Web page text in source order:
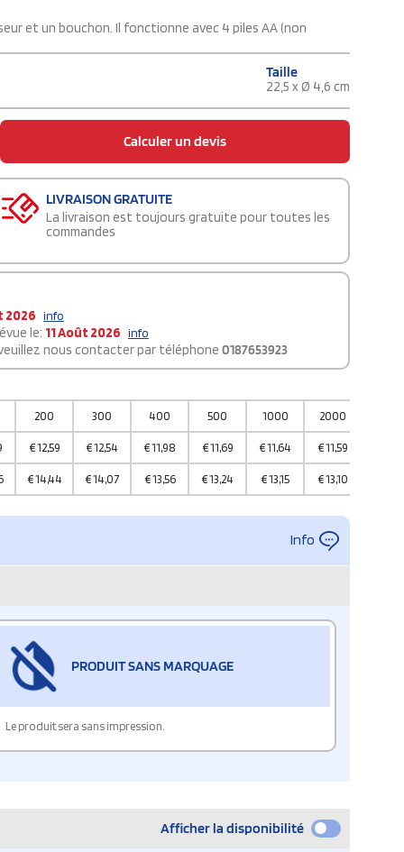
et un bouchon. Il fonctionne avec 4 piles AA (non
Taille
22,5 x Ø 4,6 cm
Calculer un devis
LIVRAISON GRATUITE
La livraison est toujours gratuite pour toutes les
commandes
2026 info
le: 11 Août 2026 info
nous contacter par téléphone 0187653923
200 300 400 500 1000 2000
€12,59 €12,54 €11,98 €11,69 €11,64 €11,59
€14,44 €14,07 €13,56 €13,24 €13,15 €13,10
Info
PRODUIT SANS MARQUAGE
Le produit sera sans impression.
Afficher la disponibilité